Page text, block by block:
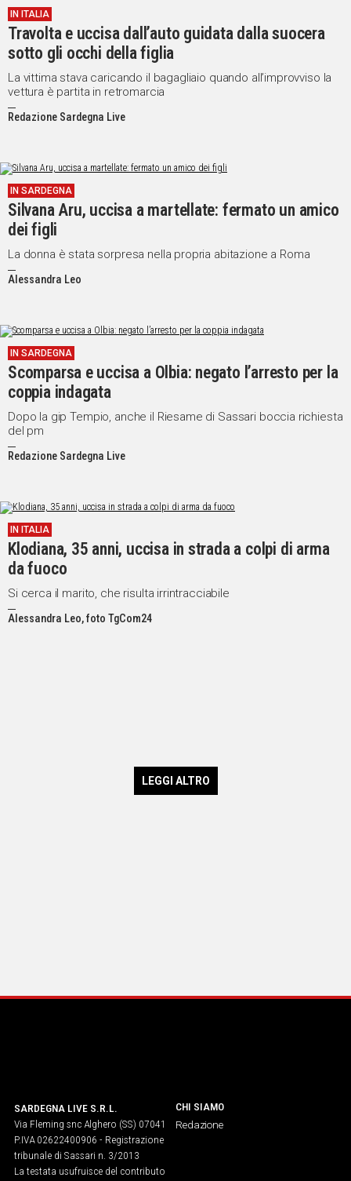
IN ITALIA
Travolta e uccisa dall’auto guidata dalla suocera
sotto gli occhi della figlia
La vittima stava caricando il bagagliaio quando all’improvviso la
vettura è partita in retromarcia
Redazione Sardegna Live
IN SARDEGNA
Silvana Aru, uccisa a martellate: fermato un amico
dei figli
La donna è stata sorpresa nella propria abitazione a Roma
Alessandra Leo
IN SARDEGNA
Scomparsa e uccisa a Olbia: negato l’arresto per la
coppia indagata
Dopo la gip Tempio, anche il Riesame di Sassari boccia richiesta
del pm
Redazione Sardegna Live
IN ITALIA
Klodiana, 35 anni, uccisa in strada a colpi di arma
da fuoco
Si cerca il marito, che risulta irrintracciabile
Alessandra Leo, foto TgCom24
LEGGI ALTRO
SARDEGNA LIVE S.R.L.
Via Fleming snc Alghero (SS) 07041
P.IVA 02622400906 - Registrazione
tribunale di Sassari n. 3/2013
La testata usufruisce del contributo
CHI SIAMO
Redazione